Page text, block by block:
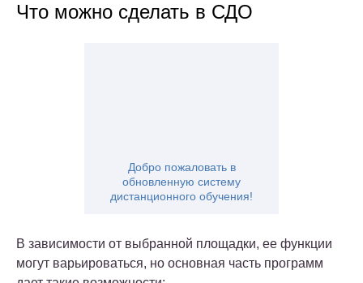
Что можно сделать в СДО
Добро пожаловать в
обновленную систему
дистанционного обучения!
В зависимости от выбранной площадки, ее функции
могут варьироваться, но основная часть программ